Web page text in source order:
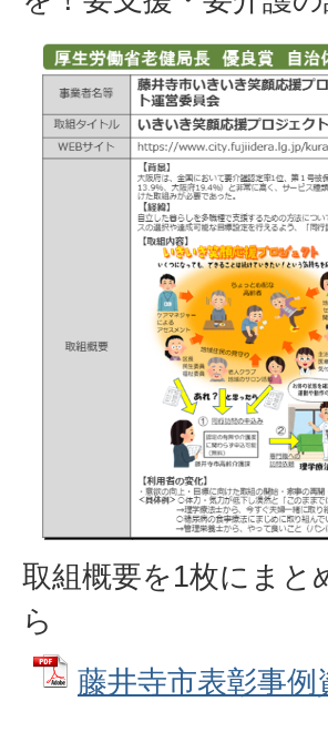
取組概要を1枚にまと
ら
藤井寺市表彰事